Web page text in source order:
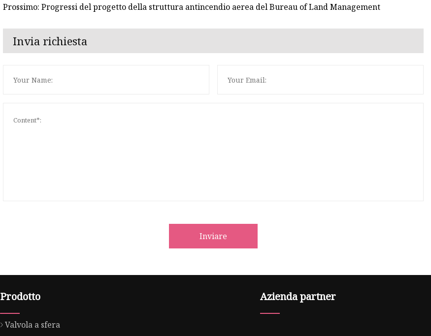
Prossimo: Progressi del progetto della struttura antincendio aerea del Bureau of Land Management
Invia richiesta
Inviare
Prodotto
Valvola a sfera
Azienda partner